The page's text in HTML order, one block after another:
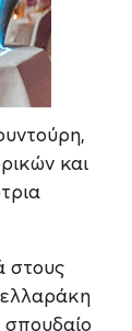
και
στους
σπουδαίο